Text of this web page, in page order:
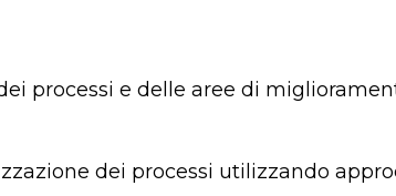
processi e delle aree di
dei processi utilizzando